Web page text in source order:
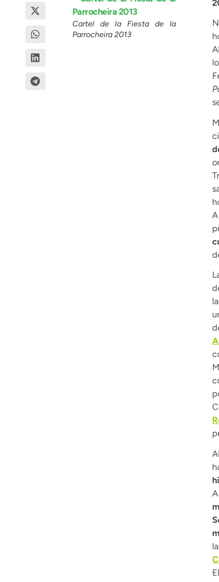
Cartel de la Fiesta de la
Parrocheira 2013